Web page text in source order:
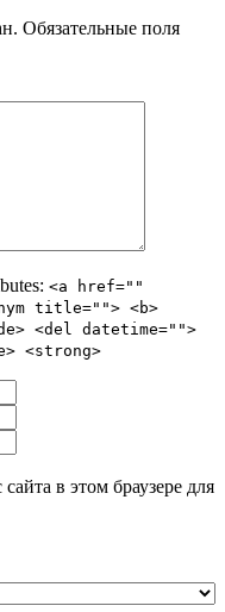
Обязательные поля
<a href=""
title=""> <b>
<del datetime="">
<strong>
в этом браузере для